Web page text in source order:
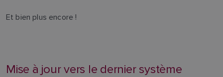
Et bien plus encore !
Mise à jour vers le dernier système